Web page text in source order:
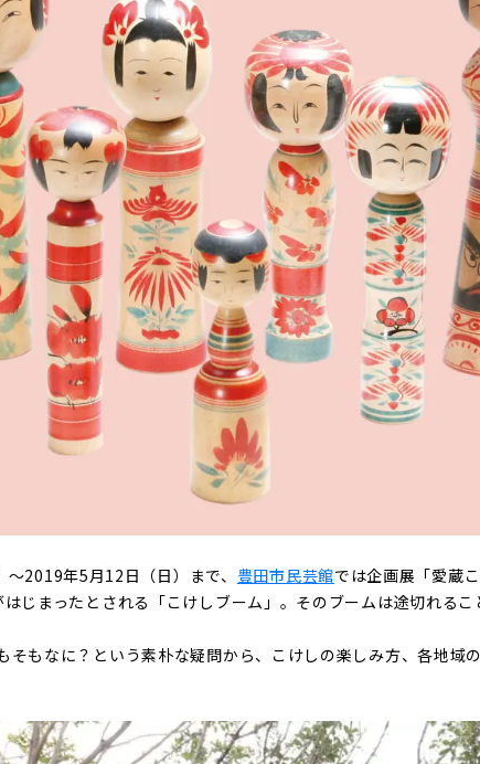
2019年5月12日（日）まで、 豊田市民芸館では企画展「愛蔵
じまったとされる「こけしブーム」。そのブームは途切れるこ
そもなに？という素朴な疑問から、こけしの楽しみ方、各地域